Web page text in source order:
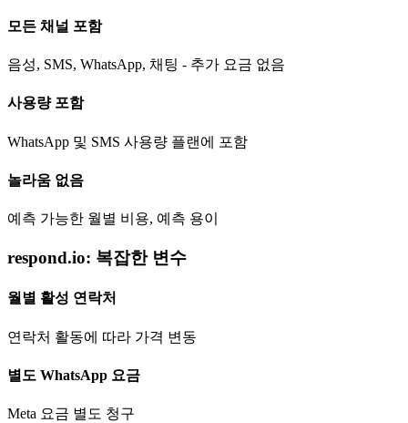
모든 채널 포함
음성, SMS, WhatsApp, 채팅 - 추가 요금 없음
사용량 포함
WhatsApp 및 SMS 사용량 플랜에 포함
놀라움 없음
예측 가능한 월별 비용, 예측 용이
respond.io: 복잡한 변수
월별 활성 연락처
연락처 활동에 따라 가격 변동
별도 WhatsApp 요금
Meta 요금 별도 청구